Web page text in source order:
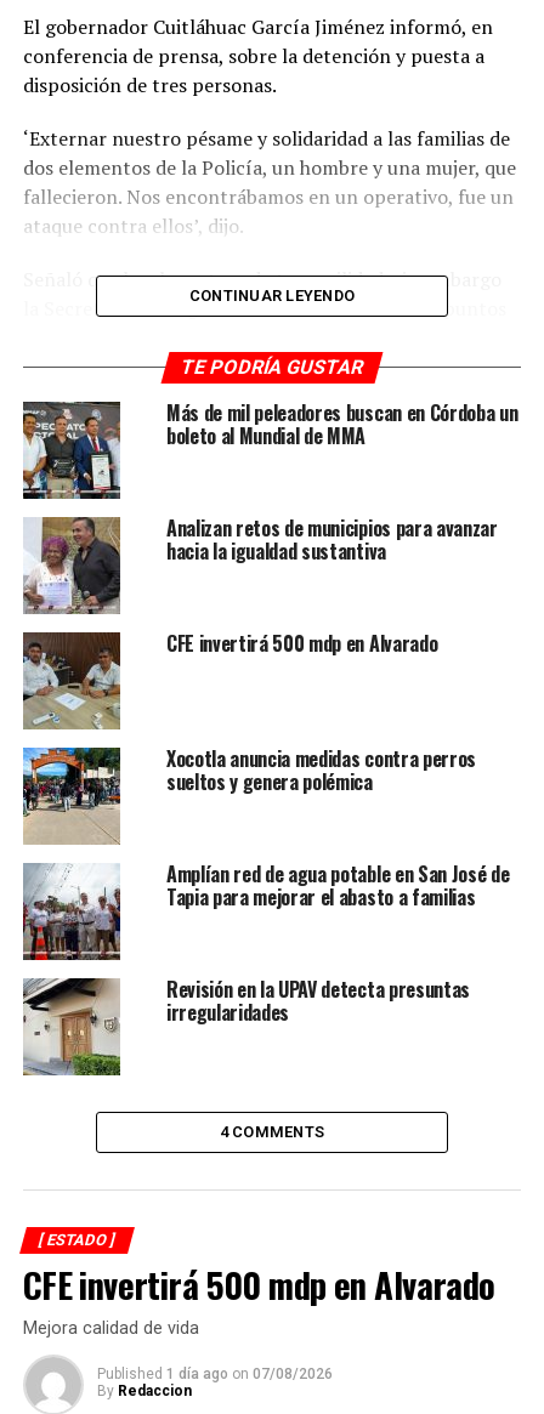
El gobernador Cuitláhuac García Jiménez informó, en
conferencia de prensa, sobre la detención y puesta a
disposición de tres personas.
‘Externar nuestro pésame y solidaridad a las familias de
dos elementos de la Policía, un hombre y una mujer, que
fallecieron. Nos encontrábamos en un operativo, fue un
ataque contra ellos’, dijo.
Señaló que hay la certeza de tranquilidad, sin embargo
la Secretaría de Seguridad Pública mantiene en puntos
El gobernador refirió que esté evento tiene relación con
los operativos y detenciones realizadas, en las últimas
horas.
Explicó que actualmente la delincuencia se ha dividido
en células, y ante las detenciones hay reacciones.
“No nos vamos a detener, vamos contra todos los
responsables, sobre todo los que cometieron los
homicidios”, comentó.
RELATED TOPICS:
DESPUÉS
Surada y luego frente frío
ANTES
Multan a funcionarios por no transparentar
CONTINUAR LEYENDO
TE PODRÍA GUSTAR
Más de mil peleadores buscan en Córdoba un
boleto al Mundial de MMA
Analizan retos de municipios para avanzar
hacia la igualdad sustantiva
CFE invertirá 500 mdp en Alvarado
Xocotla anuncia medidas contra perros
sueltos y genera polémica
Amplían red de agua potable en San José de
Tapia para mejorar el abasto a familias
Revisión en la UPAV detecta presuntas
irregularidades
4 COMMENTS
[ ESTADO ]
CFE invertirá 500 mdp en Alvarado
Mejora calidad de vida
Published 1 día ago on 07/08/2026
By Redaccion